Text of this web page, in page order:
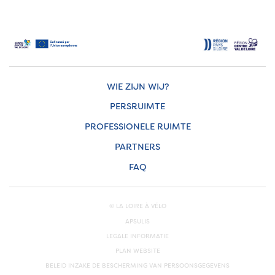
WIE ZIJN WIJ?
PERSRUIMTE
PROFESSIONELE RUIMTE
PARTNERS
FAQ
© LA LOIRE À VÉLO
APSULIS
LEGALE INFORMATIE
PLAN WEBSITE
BELEID INZAKE DE BESCHERMING VAN PERSOONSGEGEVENS